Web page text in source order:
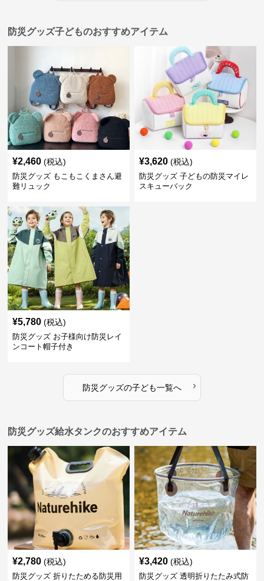
防災グッズ子どものおすすめアイテム
¥2,460 (税込)
防災グッズ もこもこくまさん避
難リュック
¥3,620 (税込)
防災グッズ 子どもの防災マイレ
スキューバック
¥5,780 (税込)
防災グッズ お子様向け防災レイ
ンコート帽子付き
防災グッズの子ども一覧へ ›
防災グッズ給水タンクのおすすめアイテム
¥2,780 (税込)
防災グッズ 折りたためる防災用
¥3,420 (税込)
防災グッズ 透明折りたたみ式防